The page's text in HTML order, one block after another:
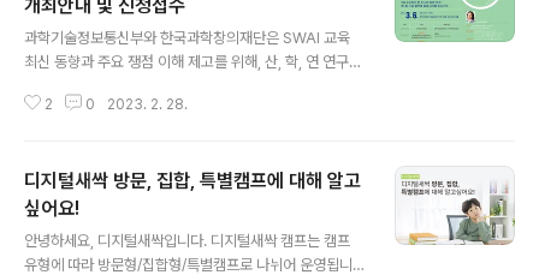
개최안내 및 신청접수
과학기술정보통신부와 한국과학창의재단은 SWAI 교육
최신 동향과 주요 쟁점 이해 제고를 위해, 산, 학, 연 연구자
관계자 분들의 많은 신청 부탁드립니다. 신청 링크 : http
2 0 2023. 2. 28.
디지털새싹 방문, 집합, 특별캠프에 대해 알고
싶어요!
안녕하세요, 디지털새싹입니다. 디지털새싹 캠프는 캠프
유형에 따라 방문형/집합형/특별캠프로 나뉘어 운영됩니